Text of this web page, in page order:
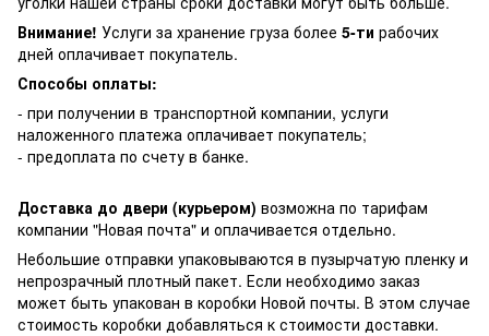
Внимание! Услуги за хранение груза более 5-ти рабочих
дней оплачивает покупатель.
Способы оплаты:
- при получении в транспортной компании, услуги
наложенного платежа оплачивает покупатель;
- предоплата по счету в банке.
Доставка до двери (курьером) возможна по тарифам
компании "Новая почта" и оплачивается отдельно.
Небольшие отправки упаковываются в пузырчатую пленку и
непрозрачный плотный пакет. Если необходимо заказ
может быть упакован в коробки Новой почты. В этом случае
стоимость коробки добавляться к стоимости доставки.